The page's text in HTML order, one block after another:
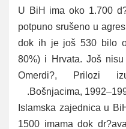
U BiH ima oko 1.700
potpuno srušeno u
dok ih je još 530 bilo
80%) i Hrvata. Još nisu
Omerdi?, Prilozi
Bošnjacima,
- Islamska zajednica u
1500 imama dok